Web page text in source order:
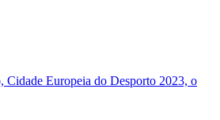
Cidade Europeia do Desporto 2023, o